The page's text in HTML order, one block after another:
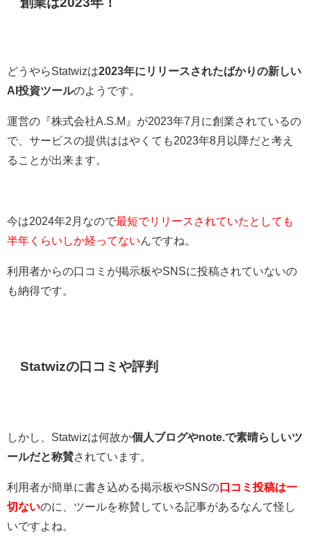
どうやらStatwizは2023年にリリースされたばかりの新しい
AI投資ツールのようです。
運営の『株式会社A.S.M』が2023年7月に創業されているの
で、サービスの提供ははやくても2023年8月以降だと考え
ることが出来ます。
今は2024年2月なので最短でリリースされていたとしても
半年くらいしか経ってないんですね。
利用者からの口コミが掲示板やSNSに投稿されていないの
も納得です。
Statwizの口コミや評判
しかし、Statwizは何故か個人ブログやnote.で素晴らしいツ
ールだと称賛されています。
利用者が簡単に書き込める掲示板やSNSの口コミ投稿は一
切ないのに、ツールを称賛している記事があるなんて怪し
いですよね。